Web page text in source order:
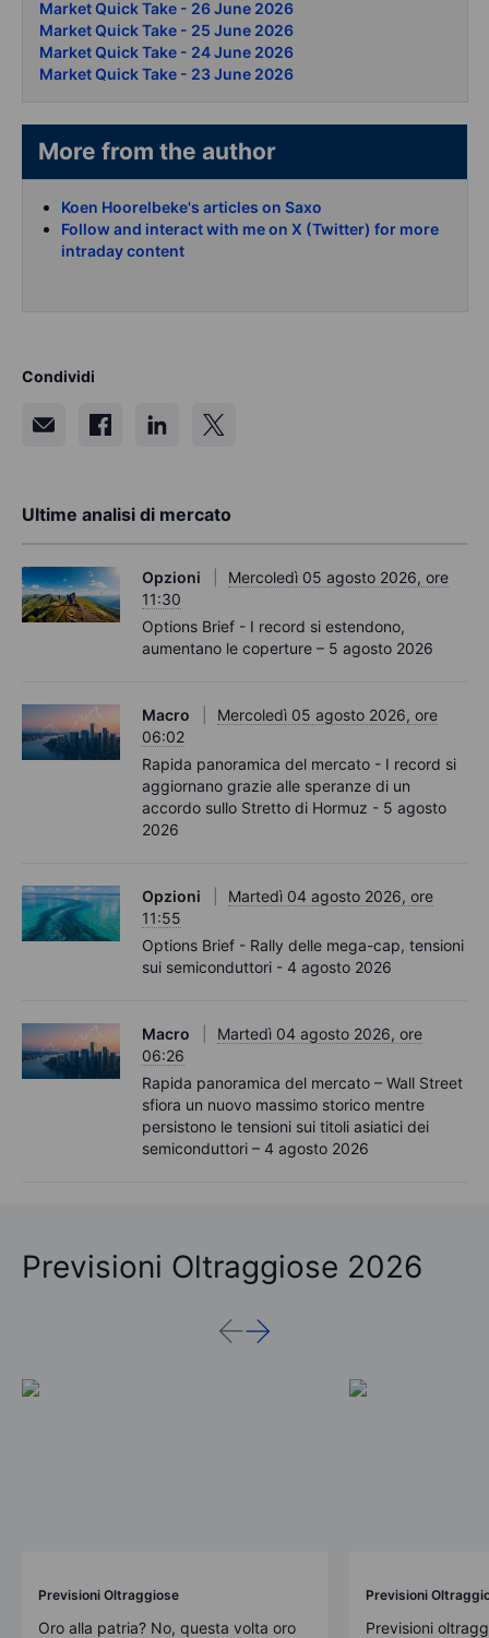
Market Quick Take - 26 June 2026
Market Quick Take - 25 June 2026
Market Quick Take - 24 June 2026
Market Quick Take - 23 June 2026
More from the author
Koen Hoorelbeke's articles on Saxo
Follow and interact with me on X (Twitter) for more
intraday content
Condividi
Ultime analisi di mercato
Opzioni
Mercoledì 05 agosto 2026, ore
11:30
Options Brief - I record si estendono,
aumentano le coperture – 5 agosto 2026
Macro
Mercoledì 05 agosto 2026, ore
06:02
Rapida panoramica del mercato - I record si
aggiornano grazie alle speranze di un
accordo sullo Stretto di Hormuz - 5 agosto
2026
Opzioni
Martedì 04 agosto 2026, ore
11:55
Options Brief - Rally delle mega-cap, tensioni
sui semiconduttori - 4 agosto 2026
Macro
Martedì 04 agosto 2026, ore
06:26
Rapida panoramica del mercato – Wall Street
sfiora un nuovo massimo storico mentre
persistono le tensioni sui titoli asiatici dei
semiconduttori – 4 agosto 2026
Previsioni Oltraggiose 2026
Previsioni Oltraggiose
Oro alla patria? No, questa volta oro
Previsioni
Previsioni